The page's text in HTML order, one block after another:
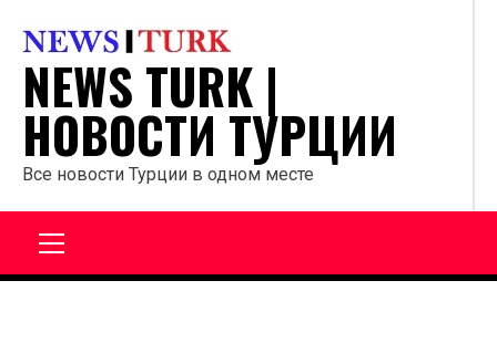
содержанию
NEWS TURK |
НОВОСТИ ТУРЦИИ
Все новости Турции в одном месте